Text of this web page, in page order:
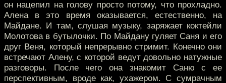
он нацепил на голову просто потому, что прохладно.
Алена в это время оказывается, естественно, на
Майдане. И там, слушая музыку, заряжает коктейли
Молотова в бутылочки. По Майдану гуляет Саня и его
друг Веня, который непрерывно стримит. Конечно они
встречают Алену, с которой ведут довольно натужные
разговоры. После чего она знакомит Саню с ее
перспективным, вроде как, ухажером. С сумрачным